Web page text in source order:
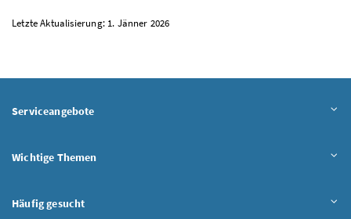
Letzte Aktualisierung: 1. Jänner 2026
Serviceangebote
Wichtige Themen
Häufig gesucht